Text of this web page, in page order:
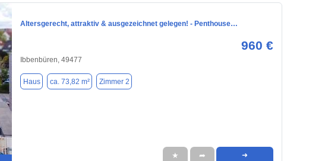
Altersgerecht, attraktiv & ausgezeichnet gelegen! - Penthouse…
960 €
Ibbenbüren, 49477
Haus ca. 73,82 m² Zimmer 2
★ ➦ ➜